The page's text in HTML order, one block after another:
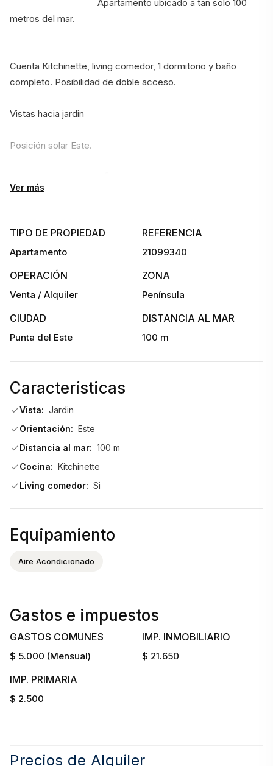
metros del mar.
Cuenta Kitchinette, living comedor, 1 dormitorio y baño
completo. Posibilidad de doble acceso.
Vistas hacia jardin
Posición solar Este.
No dejes pasar esta oportunidad única.
Gastos de mantenimiento muy bajos.
Alquiler anual: $31.000
Se pide garantía de aseguradora
junto al mar!
Ver más
TIPO DE PROPIEDAD
Apartamento
REFERENCIA
21099340
OPERACIÓN
Venta / Alquiler
ZONA
Península
CIUDAD
Punta del Este
DISTANCIA AL MAR
100 m
Características
Vista: Jardin
Orientación: Este
Distancia al mar: 100 m
Cocina: Kitchinette
Living comedor: Si
Equipamiento
Aire Acondicionado
Gastos e impuestos
GASTOS COMUNES
$ 5.000 (Mensual)
IMP. INMOBILIARIO
$ 21.650
IMP. PRIMARIA
$ 2.500
Precios de Alquiler